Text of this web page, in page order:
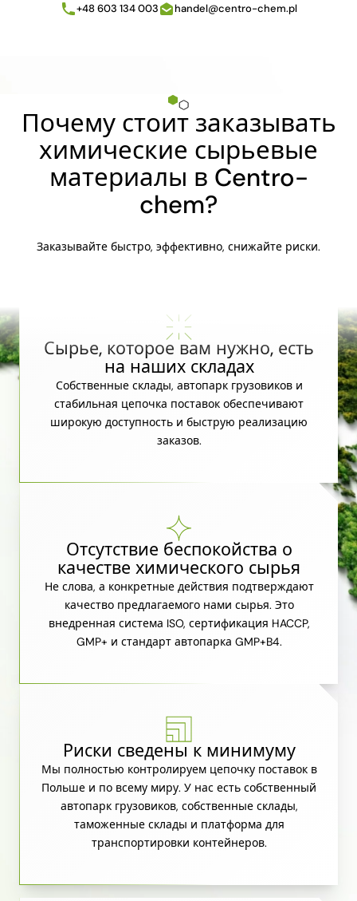
+48 603 134 003 handel@centro-chem.pl
Почему стоит заказывать
химические сырьевые
материалы в Centro-
chem?
Заказывайте быстро, эффективно, снижайте риски.
Сырье, которое вам нужно, есть
на наших складах
Собственные склады, автопарк грузовиков и
стабильная цепочка поставок обеспечивают
широкую доступность и быструю реализацию
заказов.
Отсутствие беспокойства о
качестве химического сырья
Не слова, а конкретные действия подтверждают
качество предлагаемого нами сырья. Это
внедренная система ISO, сертификация HACCP,
GMP+ и стандарт автопарка GMP+B4.
Риски сведены к минимуму
Мы полностью контролируем цепочку поставок в
Польше и по всему миру. У нас есть собственный
автопарк грузовиков, собственные склады,
таможенные склады и платформа для
транспортировки контейнеров.